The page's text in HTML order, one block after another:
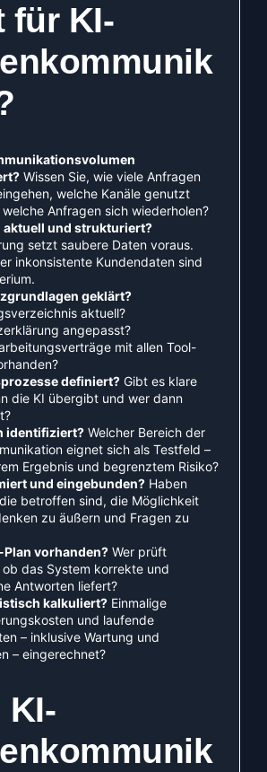
für KI-
Wissen Sie, wie viele Anfragen
welche Kanäle genutzt
Anfragen sich wiederholen?
aktuell und strukturiert?
setzt saubere Daten voraus.
inkonsistente Kundendaten sind
geklärt?
aktuell?
angepasst?
mit allen Tool-
definiert?Gibt es klare
die KI übergibt und wer dann
identifiziert?Welcher Bereich der
eignet sich als Testfeld –
Ergebnis und begrenztem Risiko?
und eingebunden?Haben
betroffen sind, die Möglichkeit
zu äußern und Fragen zu
vorhanden?Wer prüft
das System korrekte und
Antworten liefert?
kalkuliert?Einmalige
und laufende
– inklusive Wartung und
– eingerechnet?
KI-